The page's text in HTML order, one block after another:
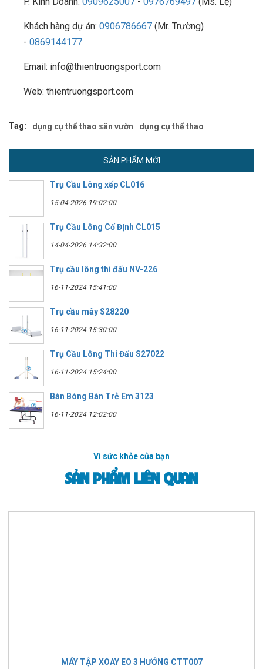
Khách hàng dự án: 0906786667 (Mr. Trường)
- 0869144177
Email: info@thientruongsport.com
Web: thientruongsport.com
Tag: dụng cụ thể thao sân vườn dụng cụ thể thao
SẢN PHẨM MỚI
Trụ Cầu Lông xếp CL016
15-04-2026 19:02:00
Trụ Cầu Lông Cố ĐỊnh CL015
14-04-2026 14:32:00
Trụ cầu lông thi đấu NV-226
16-11-2024 15:41:00
Trụ cầu mây S28220
16-11-2024 15:30:00
Trụ Cầu Lông Thi Đấu S27022
16-11-2024 15:24:00
Bàn Bóng Bàn Trẻ Em 3123
16-11-2024 12:02:00
Vì sức khỏe của bạn
SẢN PHẨM LIÊN QUAN
MÁY TẬP XOAY EO 3 HƯỚNG CTT007